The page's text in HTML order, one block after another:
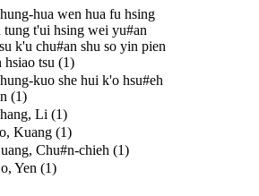
hua wen hua fu hsing
tung t'ui hsing wei yu#an
k'u chu#an shu so yin pien
hsiao tsu (1)
kuo she hui k'o hsu#eh
(1)
Li (1)
Kuang (1)
Chu#n-chieh (1)
Yen (1)